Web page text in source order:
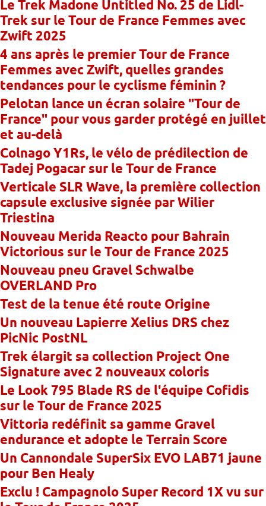
Le Trek Madone Untitled No. 25 de Lidl-
Trek sur le Tour de France Femmes avec
Zwift 2025
4 ans après le premier Tour de France
Femmes avec Zwift, quelles grandes
tendances pour le cyclisme féminin ?
Pelotan lance un écran solaire "Tour de
France" pour vous garder protégé en juillet
et au-delà
Colnago Y1Rs, le vélo de prédilection de
Tadej Pogacar sur le Tour de France
Verticale SLR Wave, la première collection
capsule exclusive signée par Wilier
Triestina
Nouveau Merida Reacto pour Bahrain
Victorious sur le Tour de France 2025
Nouveau pneu Gravel Schwalbe
OVERLAND Pro
Test de la tenue été route Origine
Un nouveau Lapierre Xelius DRS chez
PicNic PostNL
Trek élargit sa collection Project One
Signature avec 2 nouveaux coloris
Le Look 795 Blade RS de l'équipe Cofidis
sur le Tour de France 2025
Vittoria redéfinit sa gamme Gravel
endurance et adopte le Terrain Score
Un Cannondale SuperSix EVO LAB71 jaune
pour Ben Healy
Exclu ! Campagnolo Super Record 1X vu sur